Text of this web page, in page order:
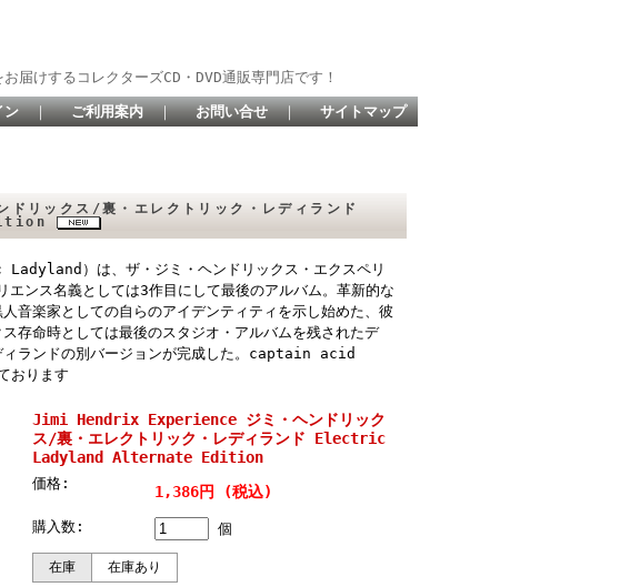
けするコレクターズCD・DVD通販専門店です！
ン ｜ ご利用案内 ｜ お問い合せ ｜ サイトマップ
クス/裏・エレクトリック・レディランド
）は、ザ・ジミ・ヘンドリックス・エクスペリ
ンス名義としては3作目にして最後のアルバム。革新的な
音楽家としての自らのアイデンティティを示し始めた、彼
存命時としては最後のスタジオ・アルバムを残されたデ
ィランドの別バージョンが完成した。captain acid
おります
Jimi Hendrix Experience ジミ・ヘンドリック
ス/裏・エレクトリック・レディランド Electric
Ladyland Alternate Edition
価格: 1,386円 (税込)
購入数: 個
在庫 在庫あり